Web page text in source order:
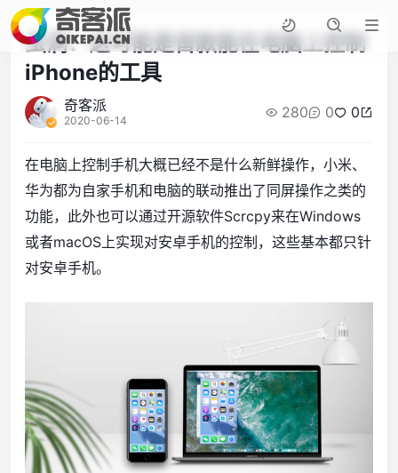
虫洞：这可能是首款能在电脑上控制
iPhone的工具
奇客派
2020-06-14 280 0 0
在电脑上控制手机大概已经不是什么新鲜操作，小米、
华为都为自家手机和电脑的联动推出了同屏操作之类的
功能，此外也可以通过开源软件Scrcpy来在Windows
或者macOS上实现对安卓手机的控制，这些基本都只针
对安卓手机。